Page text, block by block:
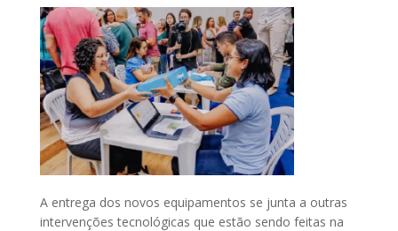
A entrega dos novos equipamentos se junta a outras
intervenções tecnológicas que estão sendo feitas na